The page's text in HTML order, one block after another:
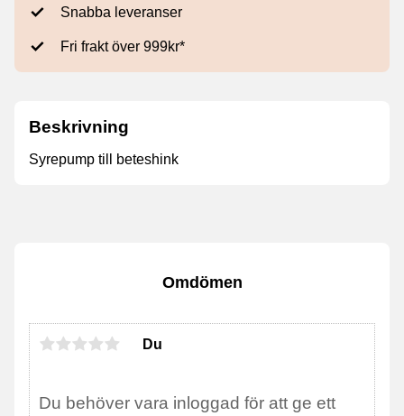
Snabba leveranser
Fri frakt över 999kr*
Beskrivning
Syrepump till beteshink
Omdömen
Du